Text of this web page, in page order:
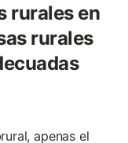
rurales en
rurales
apenas el